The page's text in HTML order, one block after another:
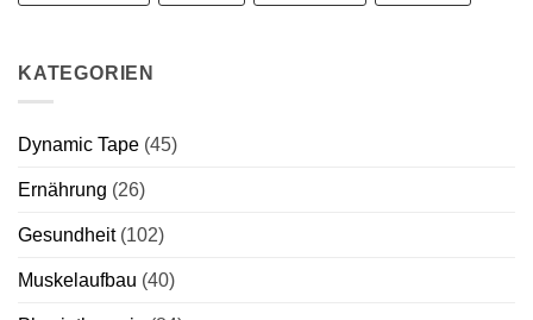
KATEGORIEN
Dynamic Tape (45)
Ernährung (26)
Gesundheit(102)
Muskelaufbau (40)